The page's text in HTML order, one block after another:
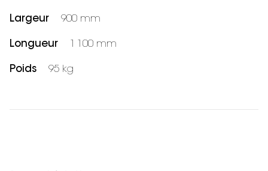
Largeur 900 mm
Longueur 1 100 mm
Poids 95 kg